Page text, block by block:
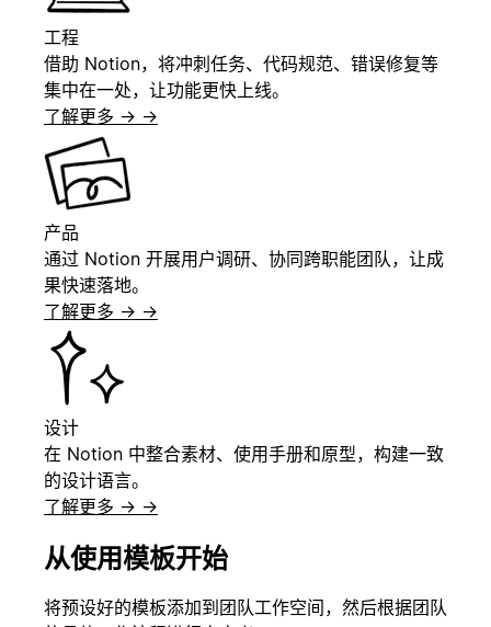
工程
借助 Notion，将冲刺任务、代码规范、错误修复等
集中在一处，让功能更快上线。
了解更多 → →
产品
通过 Notion 开展用户调研、协同跨职能团队，让成
果快速落地。
了解更多 → →
设计
在 Notion 中整合素材、使用手册和原型，构建一致
的设计语言。
了解更多 → →
从使用模板开始
将预设好的模板添加到团队工作空间，然后根据团队